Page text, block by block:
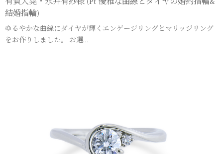
結婚指輪)
ゆるやかな曲線にダイヤが輝くエンゲージリングとマリッジリング
をお作りしました。 お選…